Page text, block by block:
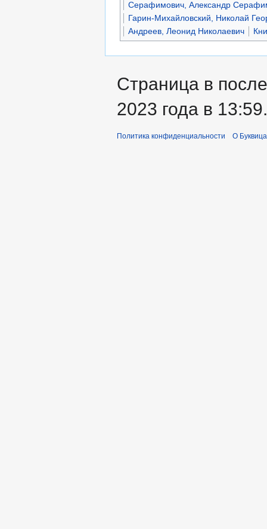
Серафимович, Александр
Гарин-Михайловский, Николай
Андреев, Леонид Николаевич
Страница в
2023 года в 13:59.
Политика конфиденциальности О Буквица